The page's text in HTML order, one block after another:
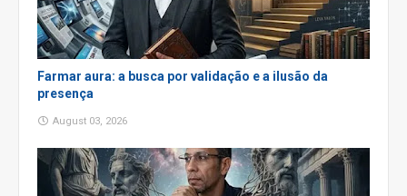
Farmar aura: a busca por validação e a ilusão da
presença
August 03, 2026